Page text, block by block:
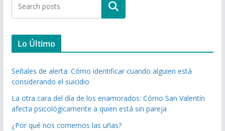
Buscar
Lo Último
Señales de alerta: Cómo identificar cuando alguien está
considerando el suicidio
La otra cara del día de los enamorados: Cómo San Valentín
afecta psicológicamente a quien está sin pareja
¿Por qué nos comemos las uñas?